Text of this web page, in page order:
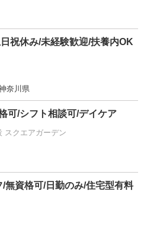
祝休み/未経験歓迎/扶養内OK
奈川県
可/シフト相談可/デイケア
スクエアガーデン
/無資格可/日勤のみ/住宅型有料